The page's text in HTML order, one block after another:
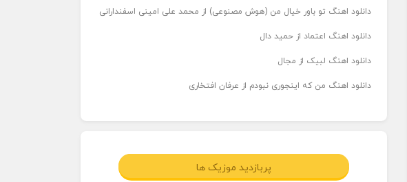
دانلود اهنگ تو باور خیال من (هوش مصنوعی) از محمد علی امینی اسفندارانی
دانلود اهنگ اعتماد از حمید دال
دانلود اهنگ لبیک از مجال
دانلود اهنگ من که اینجوری نبودم از عرفان افتخاری
پربازدید موزیک ها